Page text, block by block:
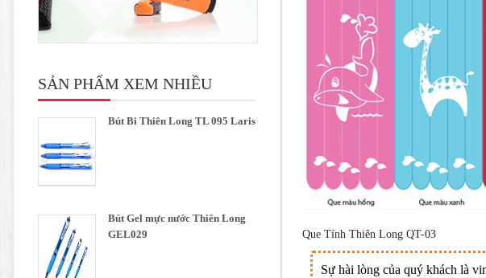
SẢN PHẨM XEM NHIỀU
Bút Bi Thiên Long TL 095 Laris
Bút Gel mực nước Thiên Long
GEL029
Que Tính Thiên Long QT-03
Sự hài lòng của quý khách là